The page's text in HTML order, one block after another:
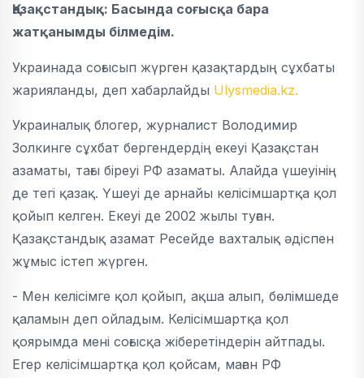
Қазақстандық: Басында соғысқа бара
жатқанымды білмедім.
Украинада соғысып жүрген қазақтардың сұхбаты
жарияланды, деп хабарлайды Ulysmedia.kz.
Украиналық блогер, журналист Володимир
Золкинге сұхбат бергендердің екеуі Қазақстан
азаматы, тағы біреуі РФ азаматы. Алайда үшеуінің
де тегі қазақ. Үшеуі де арнайы келісімшартқа қол
қойып келген. Екеуі де 2002 жылы туған.
Қазақстандық азамат Ресейде вахталық әдіспен
жұмыс істеп жүрген.
- Мен келісімге қол қойып, ақша алып, бөлімшеде
қаламын деп ойладым. Келісімшартқа қол
қоярымда мені соғысқа жіберетіндерін айтпады.
Егер келісімшартқа қол қойсам, маған РФ